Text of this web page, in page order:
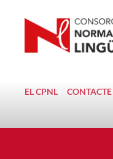
EL CPNL CONTACTE